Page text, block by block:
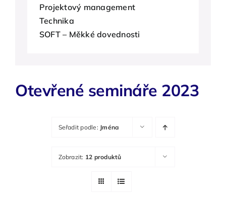
KontaktyProjektový management
Technika
SOFT – Měkké dovednosti
Otevřené semináře 2023
Seřadit podle: Jména
Zobrazit: 12 produktů